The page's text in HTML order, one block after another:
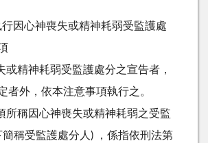
因心神喪失或精神耗弱受監護處
或精神耗弱受監護處分之宣告者，
者外，依本注意事項執行之。
所稱因心神喪失或精神耗弱之受監
稱受監護處分人) ，係指依刑法第